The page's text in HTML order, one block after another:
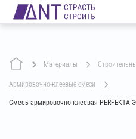
Материалы
армировочно-клеевые смеси
Смесь армировочно-клеевая PERFEKTA